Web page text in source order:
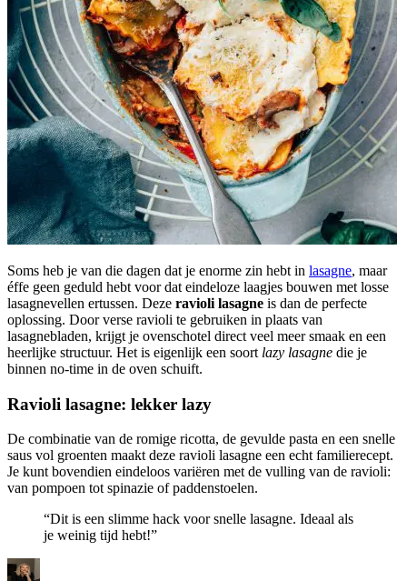
Soms heb je van die dagen dat je enorme zin hebt in lasagne, maar
éffe geen geduld hebt voor dat eindeloze laagjes bouwen met losse
lasagnevellen ertussen. Deze ravioli lasagne is dan de perfecte
oplossing. Door verse ravioli te gebruiken in plaats van
lasagnebladen, krijgt je ovenschotel direct veel meer smaak en een
heerlijke structuur. Het is eigenlijk een soort lazy lasagne die je
binnen no-time in de oven schuift.
Ravioli lasagne: lekker lazy
De combinatie van de romige ricotta, de gevulde pasta en een snelle
saus vol groenten maakt deze ravioli lasagne een echt familierecept.
Je kunt bovendien eindeloos variëren met de vulling van de ravioli:
van pompoen tot spinazie of paddenstoelen.
“Dit is een slimme hack voor snelle lasagne. Ideaal als
je weinig tijd hebt!”